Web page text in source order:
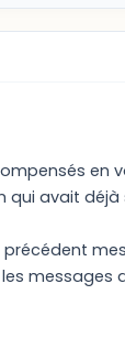
avait
précédent